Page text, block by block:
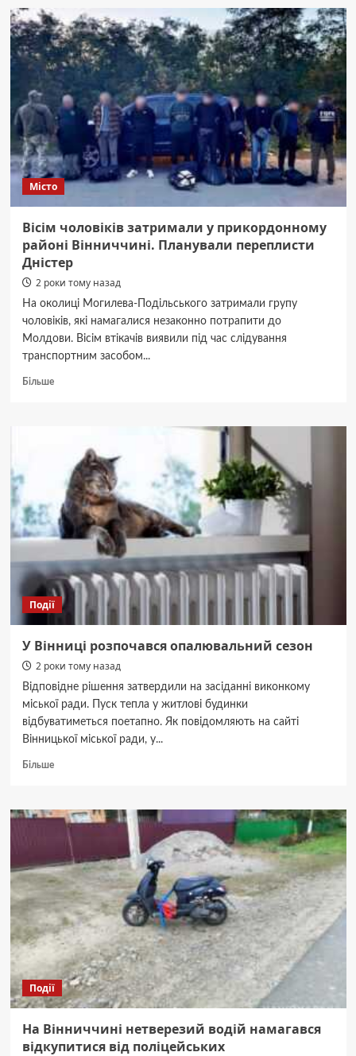
з
нагоди
75-
ї
річниці
Володимира
Івасюка
та
Дня
працівників
культури
відбудеться
гір”
Місто
Вісім чоловіків затримали у прикордонному
районі Вінниччині. Планували переплисти
Дністер
2 роки тому назад
На околиці Могилева-Подільського затримали групу
чоловіків, які намагалися незаконно потрапити до
Молдови. Вісім втікачів виявили під час слідування
транспортним засобом...
БільшеДокладніше
прикордонному
районі
Вінниччині.
Планували
переплисти
Події
У Вінниці розпочався опалювальний сезон
2 роки тому назад
Відповідне рішення затвердили на засіданні виконкому
міської ради. Пуск тепла у житлові будинки
відбуватиметься поетапно. Як повідомляють на сайті
Вінницької міської ради, у...
БільшеДокладніше
Вінниці
розпочався
опалювальний
сезон
Події
На Вінниччині нетверезий водій намагався
відкупитися від поліцейських